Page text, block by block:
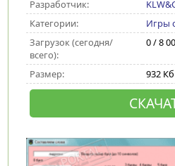
Разработчик:
Категории:
Игры
Загрузок (сегодня/
всего):
0 / 8
Размер: 932 Кб